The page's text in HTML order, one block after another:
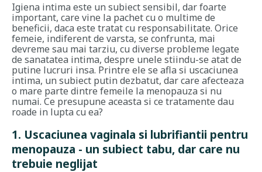
Igiena intima este un subiect sensibil, dar foarte
important, care vine la pachet cu o multime de
beneficii, daca este tratat cu responsabilitate. Orice
femeie, indiferent de varsta, se confrunta, mai
devreme sau mai tarziu, cu diverse probleme legate
de sanatatea intima, despre unele stiindu-se atat de
putine lucruri insa. Printre ele se afla si uscaciunea
intima, un subiect putin dezbatut, dar care afecteaza
o mare parte dintre femeile la menopauza si nu
numai. Ce presupune aceasta si ce tratamente dau
roade in lupta cu ea?
1. Uscaciunea vaginala si lubrifiantii pentru
menopauza - un subiect tabu, dar care nu
trebuie neglijat